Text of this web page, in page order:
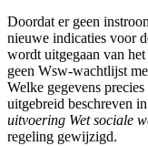
Doordat er geen
nieuwe indicaties voor
wordt uitgegaan van
geen Wsw-wachtlijst
Welke gegevens
uitgebreid beschreven
uitvoering Wet sociale
regeling gewijzigd.